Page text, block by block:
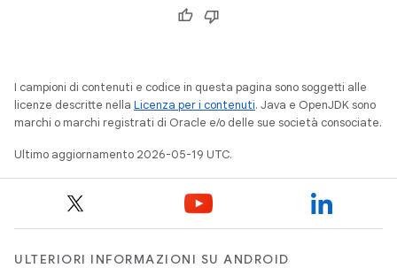
I campioni di contenuti e codice in questa pagina sono soggetti alle
licenze descritte nella Licenza per i contenuti. Java e OpenJDK sono
marchi o marchi registrati di Oracle e/o delle sue società consociate.
Ultimo aggiornamento 2026-05-19 UTC.
ULTERIORI INFORMAZIONI SU ANDROID